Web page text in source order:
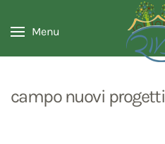
Menu
campo nuovi progetti